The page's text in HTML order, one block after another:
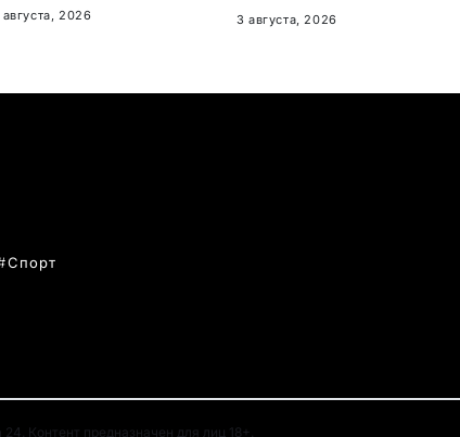
рынки
2026 3 августа, 2026
Спорт
Контент предназначен для лиц 18+.